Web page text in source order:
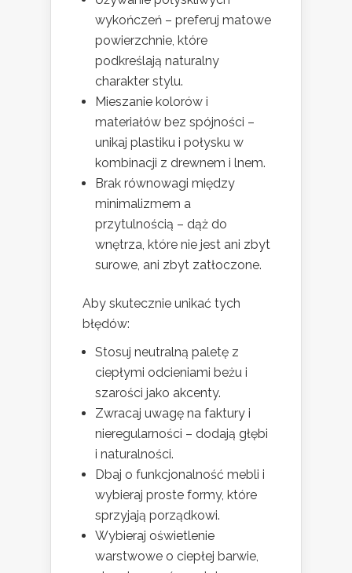
wykończeń – preferuj matowe
powierzchnie, które
podkreślają naturalny
charakter stylu.
Mieszanie kolorów i
materiałów bez spójności –
unikaj plastiku i połysku w
kombinacji z drewnem i lnem.
Brak równowagi między
minimalizmem a
przytulnością – dąż do
wnętrza, które nie jest ani zbyt
surowe, ani zbyt zatłoczone.
Aby skutecznie unikać tych
błędów:
Stosuj neutralną paletę z
ciepłymi odcieniami beżu i
szarości jako akcenty.
Zwracaj uwagę na faktury i
nieregularności – dodają głębi
i naturalności.
Dbaj o funkcjonalność mebli i
wybieraj proste formy, które
sprzyjają porządkowi.
Wybieraj oświetlenie
warstwowe o ciepłej barwie,